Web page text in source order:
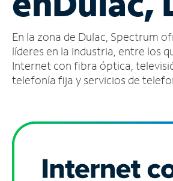
cuenta
Encuentra
una
tienda
En la zona de Dulac, Spectrum
líderes en la industria, entre los
Internet con fibra óptica,
telefonía fija y servicios de